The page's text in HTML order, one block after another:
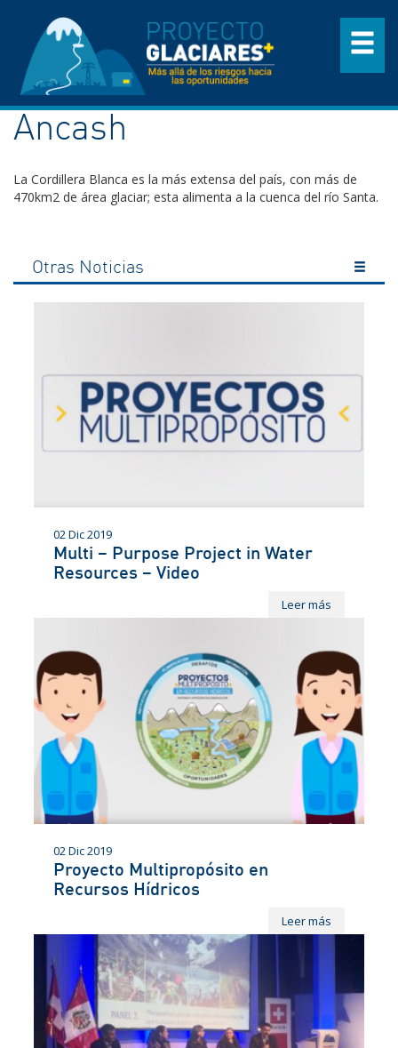
Ancash
La Cordillera Blanca es la más extensa del país, con más de
470km2 de área glaciar; esta alimenta a la cuenca del río Santa.
Otras Noticias
02 Dic 2019
Multi – Purpose Project in Water
Resources – Video
Leer más
02 Dic 2019
Proyecto Multipropósito en
Recursos Hídricos
Leer más